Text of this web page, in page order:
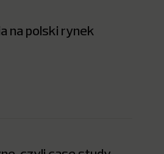
na polski rynek